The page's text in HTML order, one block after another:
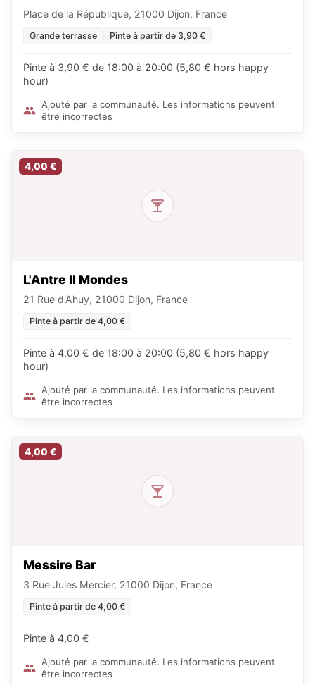
Place de la République, 21000 Dijon, France
Grande terrasse Pinte à partir de 3,90 €
Pinte à 3,90 € de 18:00 à 20:00 (5,80 € hors happy
hour)
Ajouté par la communauté. Les informations peuvent
être incorrectes
4,00 €
L'Antre II Mondes
21 Rue d'Ahuy, 21000 Dijon, France
Pinte à partir de 4,00 €
Pinte à 4,00 € de 18:00 à 20:00 (5,80 € hors happy
hour)
Ajouté par la communauté. Les informations peuvent
être incorrectes
4,00 €
Messire Bar
3 Rue Jules Mercier, 21000 Dijon, France
Pinte à partir de 4,00 €
Pinte à 4,00 €
Ajouté par la communauté. Les informations peuvent
être incorrectes